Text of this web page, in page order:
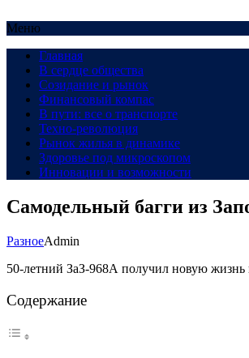
Меню
Главная
В сердце общества
Созидание и рынок
Финансовый компас
В пути: все о транспорте
Техно-революция
Рынок жилья в динамике
Здоровье под микроскопом
Инновации и возможности
Самодельный багги из
РазноеAdmin
50-летний ЗаЗ-968А получил новую жизнь
Содержание